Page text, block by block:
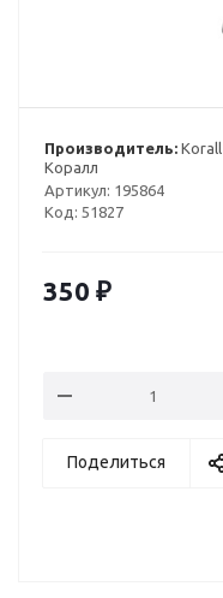
Производитель: Korall
Коралл
Артикул: 195864
Код: 51827
350 ₽
Поделиться